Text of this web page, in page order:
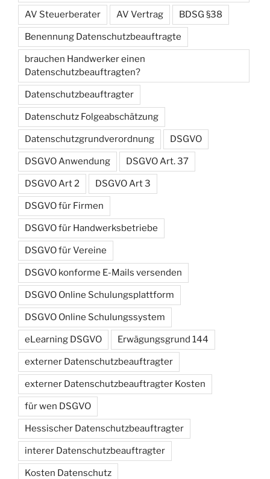
AV Steuerberater AV Vertrag BDSG §38
Benennung Datenschutzbeauftragte
brauchen Handwerker einen
Datenschutzbeauftragten?
Datenschutzbeauftragter
Datenschutz Folgeabschätzung
Datenschutzgrundverordnung DSGVO
DSGVO Anwendung DSGVO Art. 37
DSGVO Art 2 DSGVO Art 3
DSGVO für Firmen
DSGVO für Handwerksbetriebe
DSGVO für Vereine
DSGVO konforme E-Mails versenden
DSGVO Online Schulungsplattform
DSGVO Online Schulungssystem
eLearning DSGVO Erwägungsgrund 144
externer Datenschutzbeauftragter
externer Datenschutzbeauftragter Kosten
für wen DSGVO
Hessischer Datenschutzbeauftragter
interer Datenschutzbeauftragter
Kosten Datenschutz